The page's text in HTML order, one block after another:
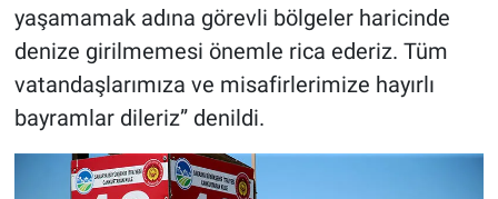
yaşamamak adına görevli bölgeler haricinde
denize girilmemesi önemle rica ederiz. Tüm
vatandaşlarımıza ve misafirlerimize hayırlı
bayramlar dileriz” denildi.